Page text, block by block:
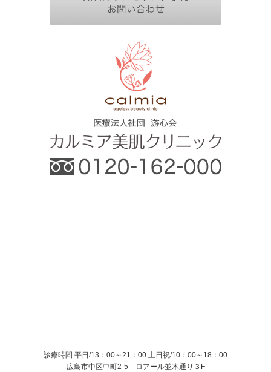
診療時間 平日/13：00～21：00 土日祝/10：00～18：00
広島市中区中町2-5 ロアール並木通り３F